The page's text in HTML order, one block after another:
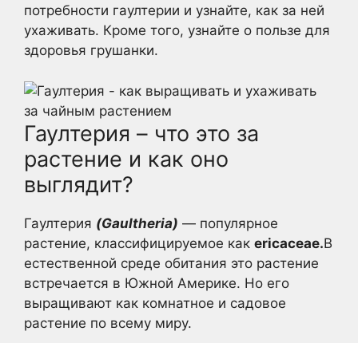
потребности гаултерии и узнайте, как за ней
ухаживать. Кроме того, узнайте о пользе для
здоровья грушанки.
Гаултерия – что это за
растение и как оно
выглядит?
Гаултерия (Gaultheria) — популярное
растение, классифицируемое как ericaceae.В
естественной среде обитания это растение
встречается в Южной Америке. Но его
выращивают как комнатное и садовое
растение по всему миру.